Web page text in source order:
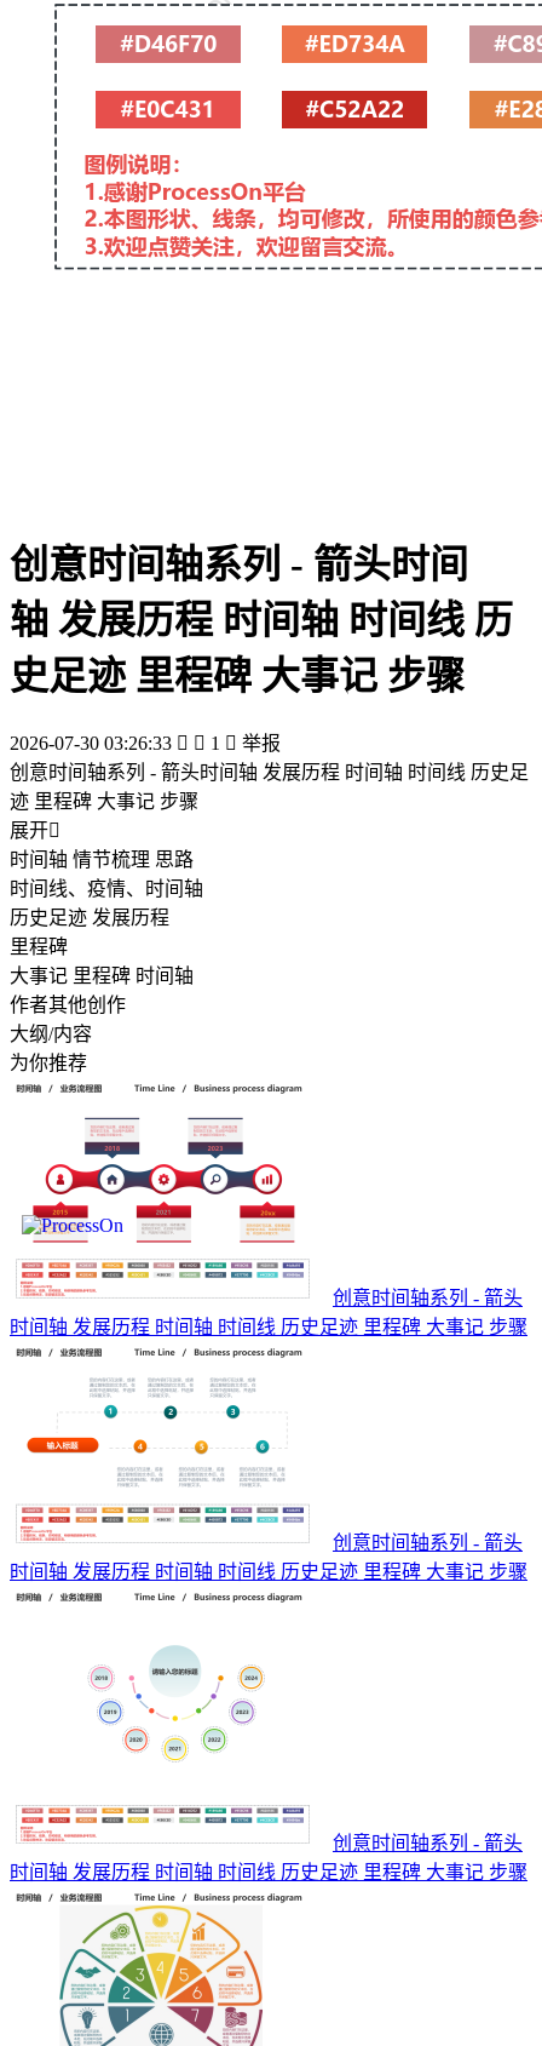
创意时间轴系列 - 箭头时间
轴 发展历程 时间轴 时间线 历
史足迹 里程碑 大事记 步骤
2026-07-30 03:26:33   1  举报
创意时间轴系列 - 箭头时间轴 发展历程 时间轴 时间线 历史足
迹 里程碑 大事记 步骤
展开
时间轴 情节梳理 思路
时间线、疫情、时间轴
历史足迹 发展历程
里程碑
大事记 里程碑 时间轴
作者其他创作
大纲/内容
为你推荐
创意时间轴系列 - 箭头
时间轴 发展历程 时间轴 时间线 历史足迹 里程碑 大事记 步骤
创意时间轴系列 - 箭头
时间轴 发展历程 时间轴 时间线 历史足迹 里程碑 大事记 步骤
创意时间轴系列 - 箭头
时间轴 发展历程 时间轴 时间线 历史足迹 里程碑 大事记 步骤